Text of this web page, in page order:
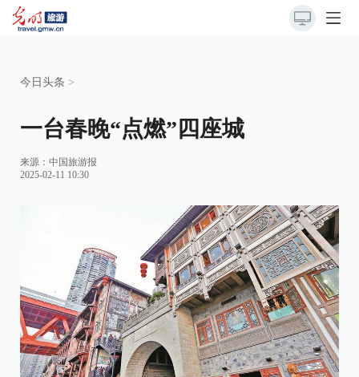
今日头条 >
一台春晚“点燃”四座城
来源： 中国旅游报
2025-02-11 10:30